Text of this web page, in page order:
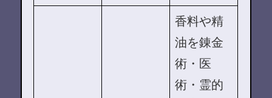
香料や精
油を錬金
術・医
術・霊的